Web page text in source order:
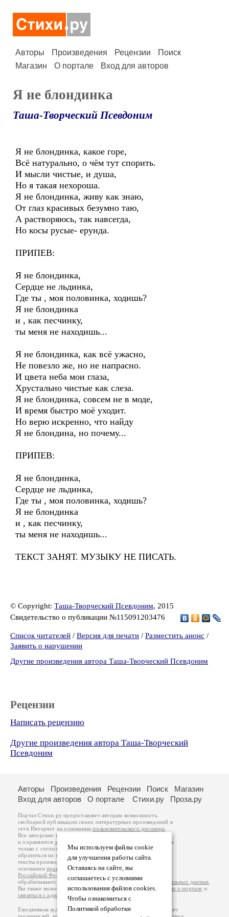
Авторы Произведения Рецензии
Поиск
Магазин
О портале Вход для авторов
Я не блондинка
Таша-Творческий Псевдоним
Я не блондинка, какое горе,
Всё натурально, о чём тут спорить.
И мысли чистые, и душа,
Но я такая нехороша.
Я не блондинка, живу как знаю,
От глаз красивых безумно таю,
А растворяюсь, так навсегда,
Но косы русые- ерунда.
ПРИПЕВ:
Я не блондинка,
Сердце не льдинка,
Где ты , моя половинка, ходишь?
Я не блондинка
и , как песчинку,
ты меня не находишь...
Я не блондинка, как всё ужасно,
Не повезло же, но не напрасно.
И цвета неба мои глаза,
Хрустально чистые как слеза.
Я не блондинка, совсем не в моде,
И время быстро моё уходит.
Но верю искренно, что найду
Я не блондина, но почему...
ПРИПЕВ:
Я не блондинка,
Сердце не льдинка,
Где ты , моя половинка, ходишь?
Я не блондинка
и , как песчинку,
ты меня не находишь...
ТЕКСТ ЗАНЯТ. МУЗЫКУ НЕ ПИСАТЬ.
© Copyright: Таша-Творческий Псевдоним, 2015
Свидетельство о публикации №115091203476
Список читателей / Версия для печати / Разместить анонс /
Заявить о нарушении
Другие произведения автора Таша-Творческий Псевдоним
Рецензии
Написать рецензию
Другие произведения автора Таша-Творческий
Псевдоним
Мы используем файлы cookie
для улучшения работы сайта.
Оставаясь на сайте, вы
соглашаетесь с условиями
использования файлов cookies.
Чтобы ознакомиться с
Политикой обработки
Авторы Произведения Рецензии Поиск
Магазин
Вход для авторов
О портале Стихи.ру Проза.ру
Портал Стихи.ру предоставляет авторам возможность
свободной публикации своих литературных произведений в
сети Интернет на основаниипользовательского договора
Все авторские права на произведения принадлежат авторам
и охраняются законом
. Перепечатка произведений возможна
только с согласия его автора, к которому вы можете
обратиться на его авторской странице. Ответственность за
тексты произведений авторы несут самостоятельно на
основанииправил публикацииизаконодательства
Российской Федерации
обрабатываются на основанииПолитики обработки персональных данных
Вы также можете посмотреть более подробнуюинформацию о портале и
связаться с администрацией
Ежедневная аудитория портала Стихи.ру – порядка 200 тысяч